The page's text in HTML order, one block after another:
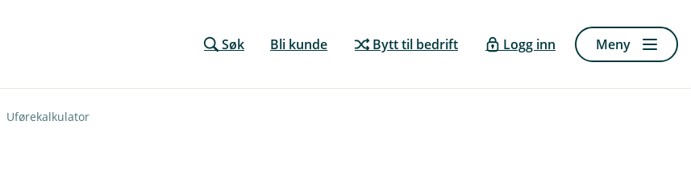
Søk Bli kunde Bytt til bedrift Logg inn Meny
Uførekalkulator